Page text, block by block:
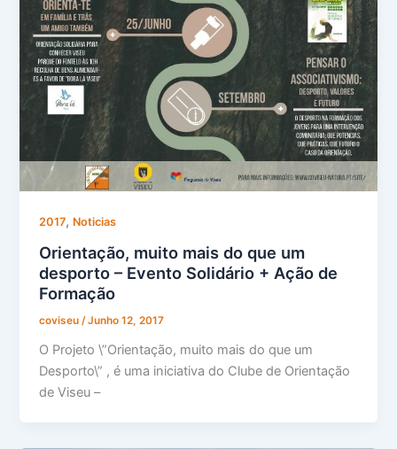
2017, Noticias
Orientação, muito mais do que um
desporto – Evento Solidário + Ação de
Formação
coviseu/Junho 12, 2017
O Projeto \”Orientação, muito mais do que um
Desporto\” , é uma iniciativa do Clube de Orientação
de Viseu –